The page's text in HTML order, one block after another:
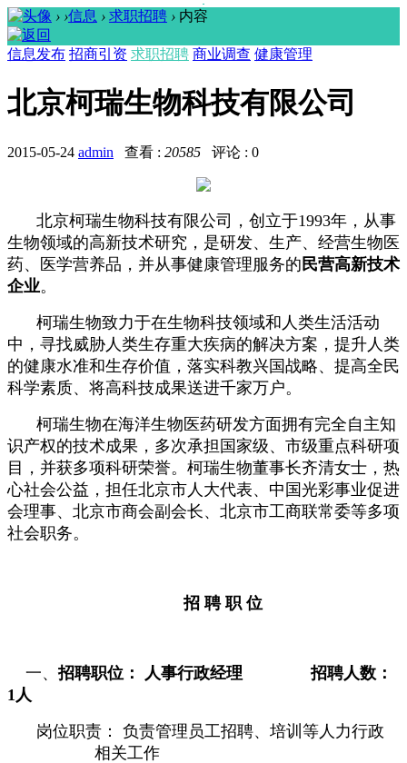
› ›信息 › 求职招聘 › 内容
信息发布 招商引资 求职招聘 商业调查 健康管理
北京柯瑞生物科技有限公司
2015-05-24 admin 查看 : 20585 评论 : 0
北京柯瑞生物科技有限公司，创立于1993年，从事
生物领域的高新技术研究，是研发、生产、经营生物医
药、医学营养品，并从事健康管理服务的 民营高新技术
企业。
柯瑞生物致力于在生物科技领域和人类生活活动
中，寻找威胁人类生存重大疾病的解决方案，提升人类
的健康水准和生存价值，落实科教兴国战略、提高全民
科学素质、将高科技成果送进千家万户。
柯瑞生物在海洋生物医药研发方面拥有完全自主知
识产权的技术成果，多次承担国家级、市级重点科研项
目，并获多项科研荣誉。柯瑞生物董事长齐清女士，热
心社会公益，担任北京市人大代表、中国光彩事业促进
会理事、北京市商会副会长、北京市工商联常委等多项
社会职务。
招 聘 职 位
一、招聘职位： 人事行政经理
招聘人数：
1 人
岗位职责： 负责管理员工招聘、培训等人力行政
相关工作